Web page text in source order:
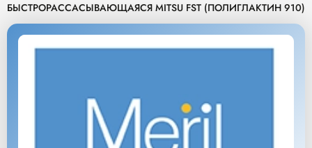
БЫСТРОРАССАСЫВАЮЩАЯСЯ MITSU FST (ПОЛИГЛАКТИН 910)